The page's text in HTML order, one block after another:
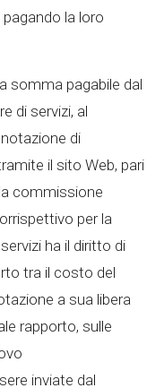
la loro
somma pagabile dal
di servizi, al
di
il sito Web, pari
commissione
per la
ha il diritto di
tra il costo del
a sua libera
rapporto, sulle
inviate dal